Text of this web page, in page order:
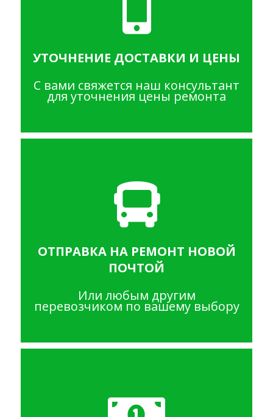
УТОЧНЕНИЕ ДОСТАВКИ И ЦЕНЫ
С вами свяжется наш консультант
для уточнения цены ремонта
ОТПРАВКА НА РЕМОНТ НОВОЙ
ПОЧТОЙ
Или любым другим
перевозчиком по вашему выбору